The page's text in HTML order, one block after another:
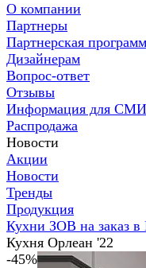
О компании
Партнеры
Партнерская
Дизайнерам
Вопрос-ответ
Отзывы
Информация для СМИ
Распродажа
Новости
Акции
Новости
Тренды
Продукция
Кухни ЗОВ на заказ в
Кухня Орлеан '22
-45%